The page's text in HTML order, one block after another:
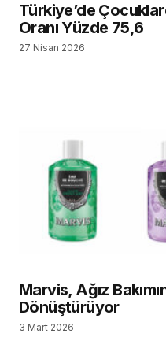
Türkiye’de
Oranı Yüzde 75,6
27 Nisan 2026
Marvis, Ağız
Dönüştürüyor
3 Mart 2026